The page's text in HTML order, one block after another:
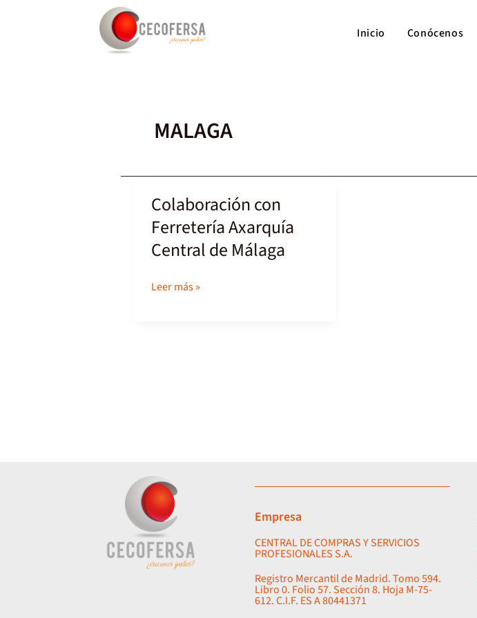
Inicio Conócenos
MALAGA
Colaboración con
Ferretería Axarquía
Central de Málaga
Colaboración
con
Ferretería
Axarquía
de
Leer más »
Empresa
CENTRAL DE COMPRAS Y SERVICIOS
PROFESIONALES S.A.
Registro Mercantil de Madrid. Tomo 594.
Libro 0. Folio 57. Sección 8. Hoja M-75-
612. C.I.F. ES A 80441371